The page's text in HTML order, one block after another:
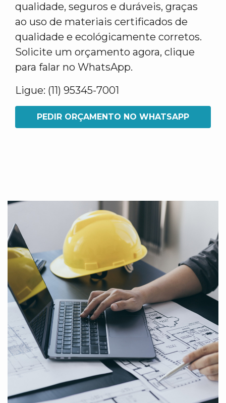
qualidade, seguros e duráveis, graças
ao uso de materiais certificados de
qualidade e ecológicamente corretos.
Solicite um orçamento agora, clique
para falar no WhatsApp.
Ligue: (11) 95345-7001
PEDIR ORÇAMENTO NO WHATSAPP